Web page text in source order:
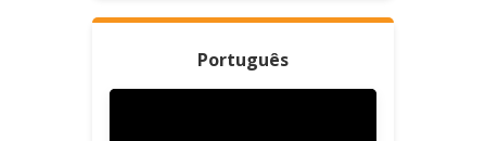
Português